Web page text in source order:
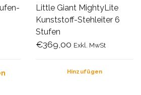
Little Giant MightyLite
Kunststoff-Stehleiter 6
Stufen
€369,00 Exkl. MwSt
Hinzufügen